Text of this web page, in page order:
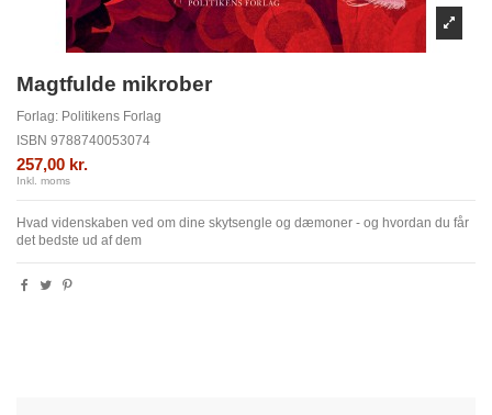
Magtfulde mikrober
Forlag: Politikens Forlag
ISBN 9788740053074
257,00 kr.
Inkl. moms
Hvad videnskaben ved om dine skytsengle og dæmoner - og hvordan du får
det bedste ud af dem